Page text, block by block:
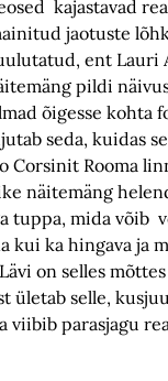
kajastavad
jaotuste
ent Lauri
pildi
õigesse kohta
seda, kuidas
Corsinit Rooma
näitemäng
tuppa, mida võib
kui ka hingava ja
on selles
ületab selle,
viibib parasjagu